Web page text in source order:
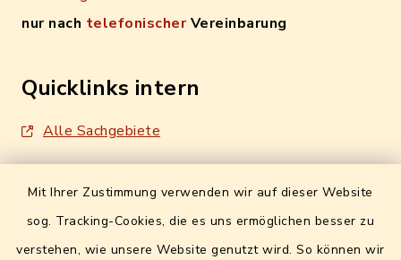
Mit Ihrer Zustimmung verwenden wir auf dieser Website
sog. Tracking-Cookies, die es uns ermöglichen besser zu
verstehen, wie unsere Website genutzt wird. So können wir
nur nach telefonischerVereinbarung
Quicklinks intern
Alle Sachgebiete
Formulare / Onlinedienste
Info- und Mitteilungsblatt